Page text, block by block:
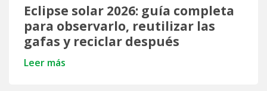
Eclipse solar 2026: guía completa
para observarlo, reutilizar las
gafas y reciclar después
Leer más